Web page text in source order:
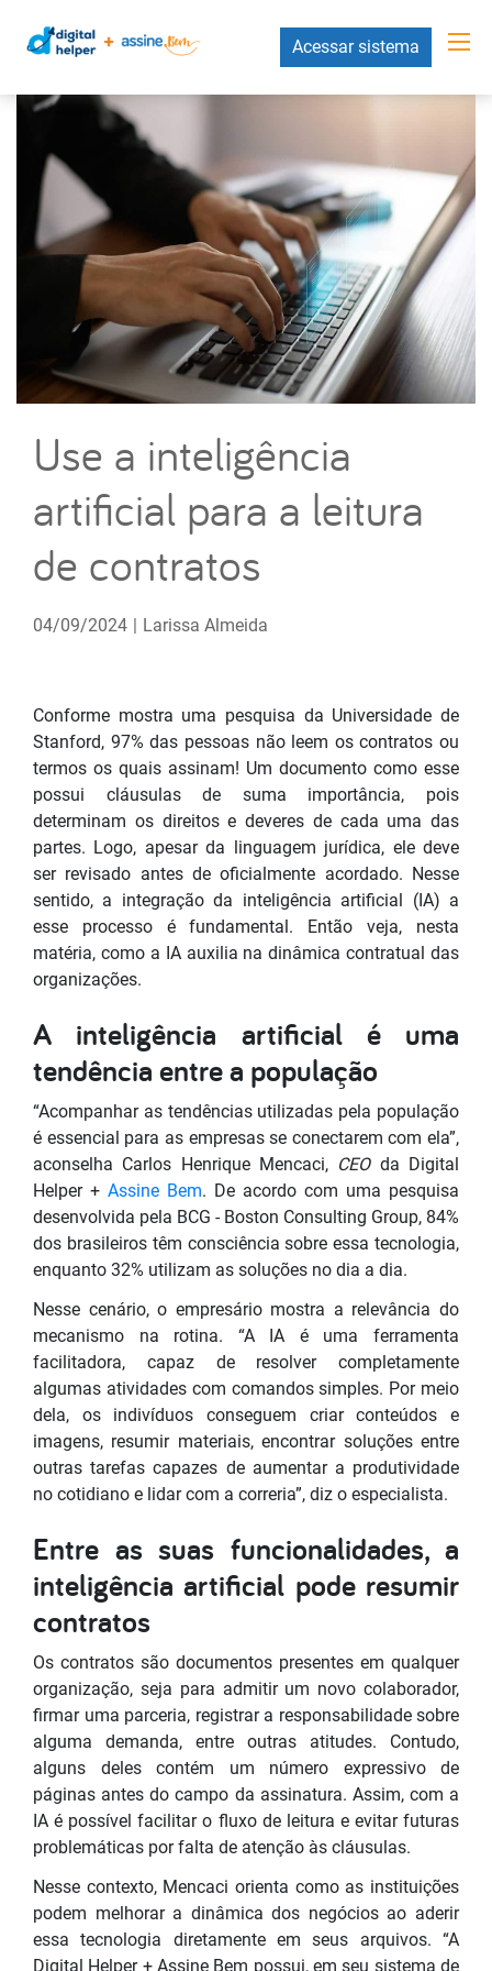
Acessar sistema
Use a inteligência
artificial para a leitura
de contratos
04/09/2024 | Larissa Almeida
Conforme mostra uma pesquisa da Universidade de
Stanford, 97% das pessoas não leem os contratos ou
termos os quais assinam! Um documento como esse
possui cláusulas de suma importância, pois
determinam os direitos e deveres de cada uma das
partes. Logo, apesar da linguagem jurídica, ele deve
ser revisado antes de oficialmente acordado. Nesse
sentido, a integração da inteligência artificial (IA) a
esse processo é fundamental. Então veja, nesta
matéria, como a IA auxilia na dinâmica contratual das
organizações.
A inteligência artificial é uma
tendência entre a população
“Acompanhar as tendências utilizadas pela população
é essencial para as empresas se conectarem com ela”,
aconselha Carlos Henrique Mencaci, CEO da Digital
Helper + Assine Bem. De acordo com uma pesquisa
desenvolvida pela BCG - Boston Consulting Group, 84%
dos brasileiros têm consciência sobre essa tecnologia,
enquanto 32% utilizam as soluções no dia a dia.
Nesse cenário, o empresário mostra a relevância do
mecanismo na rotina. “A IA é uma ferramenta
facilitadora, capaz de resolver completamente
algumas atividades com comandos simples. Por meio
dela, os indivíduos conseguem criar conteúdos e
imagens, resumir materiais, encontrar soluções entre
outras tarefas capazes de aumentar a produtividade
no cotidiano e lidar com a correria”, diz o especialista.
Entre as suas funcionalidades, a
inteligência artificial pode resumir
contratos
Os contratos são documentos presentes em qualquer
organização, seja para admitir um novo colaborador,
firmar uma parceria, registrar a responsabilidade sobre
alguma demanda, entre outras atitudes. Contudo,
alguns deles contém um número expressivo de
páginas antes do campo da assinatura. Assim, com a
IA é possível facilitar o fluxo de leitura e evitar futuras
problemáticas por falta de atenção às cláusulas.
Nesse contexto, Mencaci orienta como as instituições
podem melhorar a dinâmica dos negócios ao aderir
essa tecnologia diretamente em seus arquivos. “A
Digital Helper + Assine Bem possui, em seu sistema de